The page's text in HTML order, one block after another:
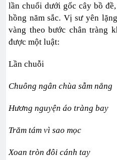
lần chuổi dưới gốc cây bồ
hồng năm sắc. Vị sư yên
vàng theo bước chân tràng
được một luật:
Lần chuỗi
Chuông ngân chùa sẫm nắng
Hương nguyện áo tràng bay
Trăm tám vì sao mọc
Xoan tròn đôi cánh tay